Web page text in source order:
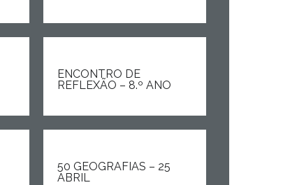
ENCONTRO DE
REFLEXÃO – 8.º ANO
50 GEOGRAFIAS – 25
ABRIL